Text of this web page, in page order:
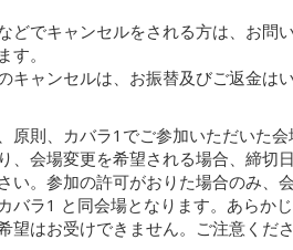
どでキャンセルをされる方は、お問
。
キャンセルは、お振替及びご返金は
原則、カバラ1でご参加いただいた
、会場変更を希望される場合、締切
い。参加の許可がおりた場合のみ、
バラ1 と同会場となります。あらか
望はお受けできません。ご注意くだ